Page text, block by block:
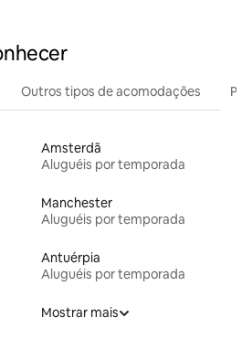
Outros tipos de acomodações
Amsterdã
Aluguéis por temporada
Manchester
Aluguéis por temporada
Antuérpia
Aluguéis por temporada
Mostrar mais